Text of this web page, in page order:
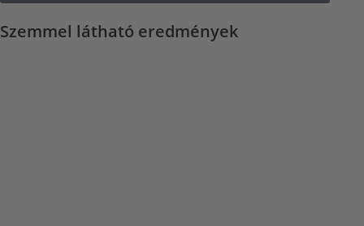
Szemmel látható eredmények